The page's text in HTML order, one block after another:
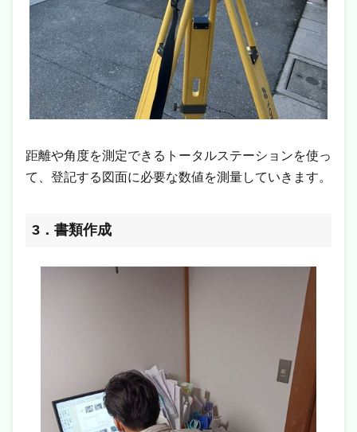
距離や角度を測定できるトータルステーションを使っ
て、登記する図面に必要な数値を測量していきます。
3．書類作成